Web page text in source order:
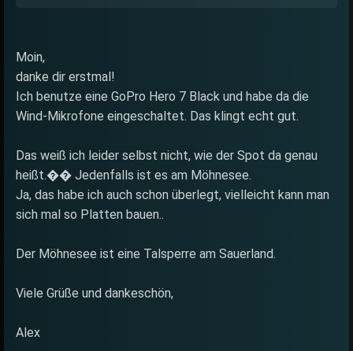
Moin,
danke dir erstmal!
Ich benutze eine GoPro Hero 7 Black und habe da die
Wind-Mikrofone eingeschaltet. Das klingt echt gut.
Das weiß ich leider selbst nicht, wie der Spot da genau
heißt.�� Jedenfalls ist es am Möhnesee.
Ja, das habe ich auch schon überlegt, vielleicht kann man
sich mal so Platten bauen..
Der Möhnesee ist eine Talsperre am Sauerland.
Viele Grüße und dankeschön,
Alex